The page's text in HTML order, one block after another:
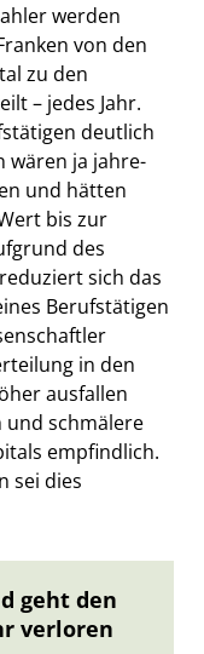
werden
von den
zu den
– jedes Jahr.
deutlich
wären ja jahre-
und hätten
bis zur
des
sich das
Berufstätigen
in den
ausfallen
und schmälere
empfindlich.
sei dies
geht den
verloren